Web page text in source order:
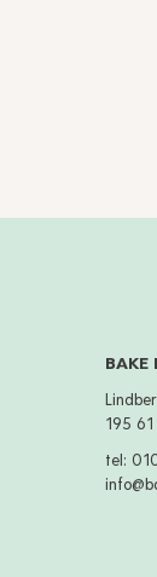
BAKE
195
tel: